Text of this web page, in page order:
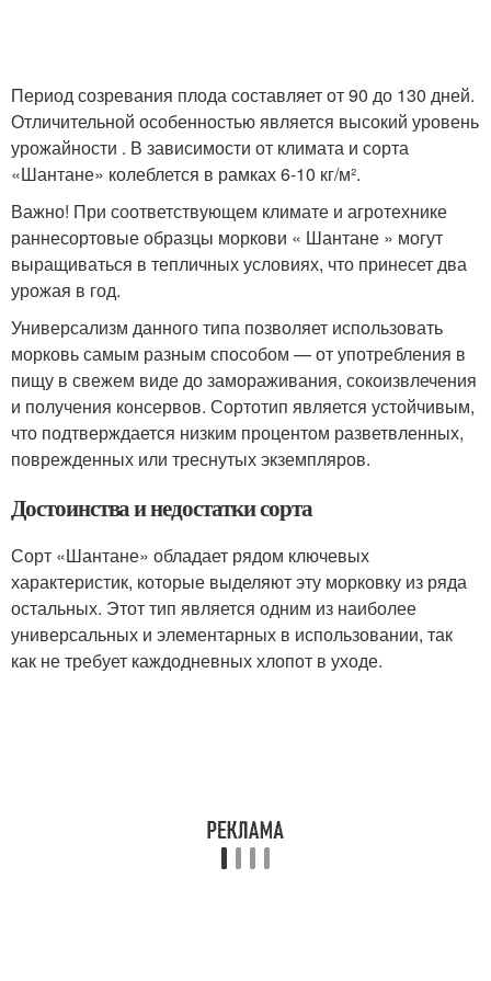
Период созревания плода составляет от 90 до 130 дней.
Отличительной особенностью является высокий уровень
урожайности . В зависимости от климата и сорта
«Шантане» колеблется в рамках 6-10 кг/м².
Важно! При соответствующем климате и агротехнике
раннесортовые образцы моркови « Шантане » могут
выращиваться в тепличных условиях, что принесет два
урожая в год.
Универсализм данного типа позволяет использовать
морковь самым разным способом — от употребления в
пищу в свежем виде до замораживания, сокоизвлечения
и получения консервов. Сортотип является устойчивым,
что подтверждается низким процентом разветвленных,
поврежденных или треснутых экземпляров.
Достоинства и недостатки сорта
Сорт «Шантане» обладает рядом ключевых
характеристик, которые выделяют эту морковку из ряда
остальных. Этот тип является одним из наиболее
универсальных и элементарных в использовании, так
как не требует каждодневных хлопот в уходе.